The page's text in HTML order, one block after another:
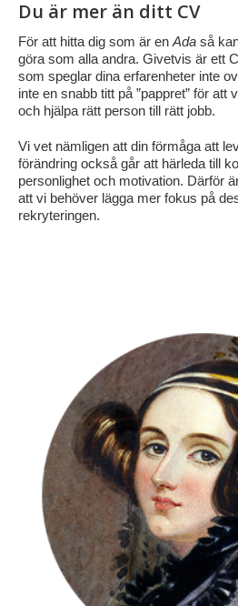
Du är mer än ditt CV
För att hitta dig som är en Ada så
göra som alla andra. Givetvis är ett
som speglar dina erfarenheter inte
inte en snabb titt på ”pappret” för att
och hjälpa rätt person till rätt jobb.
Vi vet nämligen att din förmåga att
förändring också går att härleda till
personlighet och motivation. Därför
att vi behöver lägga mer fokus på
rekryteringen.